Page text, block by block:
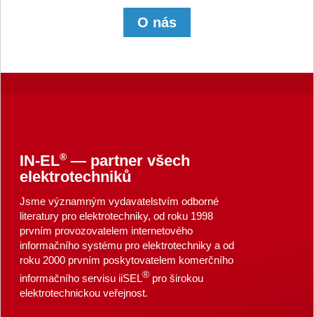
O nás
IN-EL®— partner všech
elektrotechniků
Jsme významným vydavatelstvím odborné
literatury pro elektrotechniky, od roku 1998
prvním provozovatelem internetového
informačního systému pro elektrotechniky a od
roku 2000 prvním poskytovatelem komerčního
informačního servisu iiSEL®pro širokou
elektrotechnickou veřejnost.